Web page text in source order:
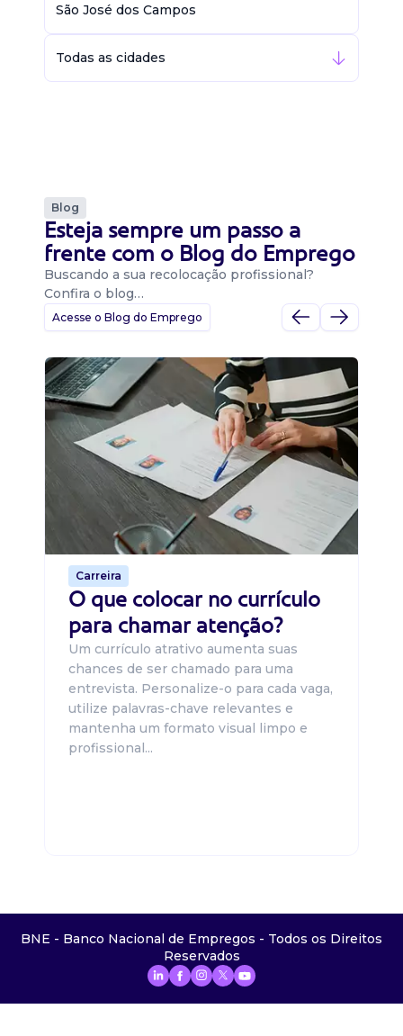
São José dos Campos
Todas as cidades
Blog
Esteja sempre um passo a
frente com o Blog do Emprego
Buscando a sua recolocação profissional?
Confira o blog…
Acesse o Blog do Emprego
Carreira
O que colocar no currículo
para chamar atenção?
Um currículo atrativo aumenta suas
chances de ser chamado para uma
entrevista. Personalize-o para cada vaga,
utilize palavras-chave relevantes e
mantenha um formato visual limpo e
profissional...
BNE - Banco Nacional de Empregos - Todos os Direitos
Reservados